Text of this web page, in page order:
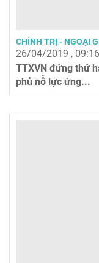
CHÍNH TRỊ - NGOẠI
26/04/2019 , 09:16
TTXVN đứng thứ
phủ nỗ lực ứng...